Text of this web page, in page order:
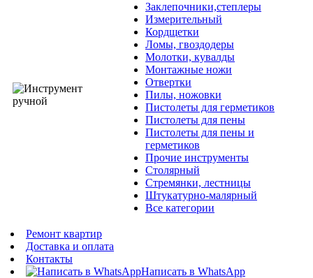
Заклепочники,степлеры
Измерительный
Кордщетки
Ломы, гвоздодеры
Молотки, кувалды
Монтажные ножи
Отвертки
Пилы, ножовки
Пистолеты для герметиков
Пистолеты для пены
Пистолеты для пены и
герметиков
Прочие инструменты
Столярный
Стремянки, лестницы
Штукатурно-малярный
Все категории
Ремонт квартир
Доставка и оплата
Контакты
Написать в WhatsApp